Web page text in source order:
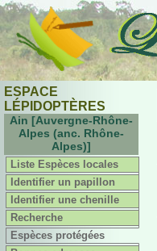
ESPACE
LÉPIDOPTÈRES
Ain [Auvergne-Rhône-
Alpes (anc. Rhône-
Alpes)]
Liste Espèces locales
Identifier un papillon
Identifier une chenille
Recherche
Espèces protégées